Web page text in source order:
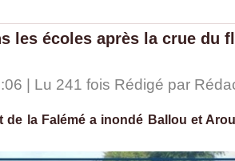
les écoles après la crue du
| Lu 241 fois Rédigé par
de la Falémé a inondé Ballou et